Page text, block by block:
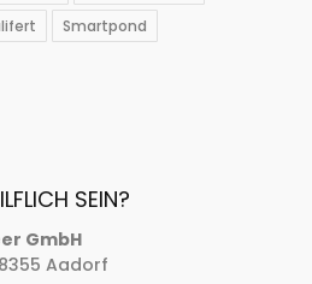
Smartpond
SEIN?
GmbH
Aadorf